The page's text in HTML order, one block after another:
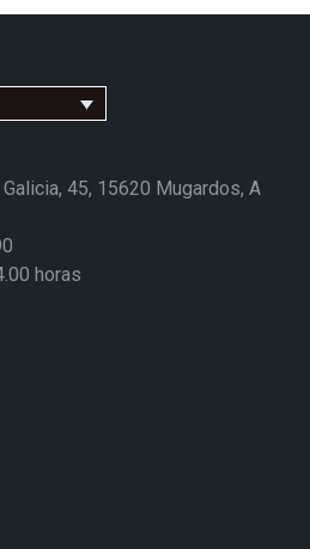
45, 15620 Mugardos, A
horas